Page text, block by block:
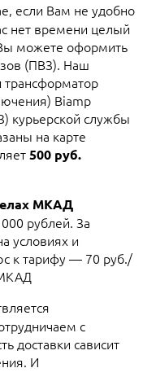
если Вам не удобно
нет времени целый
можете оформить
(ПВЗ). Наш
трансформатор
Biamp
курьерской службы
на карте
500 руб.
МКАД
рублей. За
условиях и
к тарифу — 70 руб./
с
доставки сависит
И